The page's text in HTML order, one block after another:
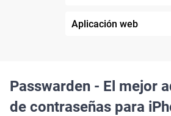
Aplicación web
Passwarden - El mejor
de contraseñas para